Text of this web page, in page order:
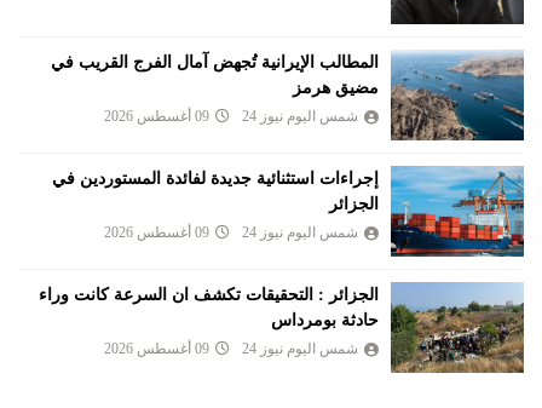
المطالب الإيرانية تُجهض آمال الفرج القريب في
مضيق هرمز
شمس اليوم نيوز 24 09 أغسطس 2026
إجراءات استثنائية جديدة لفائدة المستوردين في
الجزائر
شمس اليوم نيوز 24 09 أغسطس 2026
الجزائر : التحقيقات تكشف ان السرعة كانت وراء
حادثة بومرداس
شمس اليوم نيوز 24 09 أغسطس 2026